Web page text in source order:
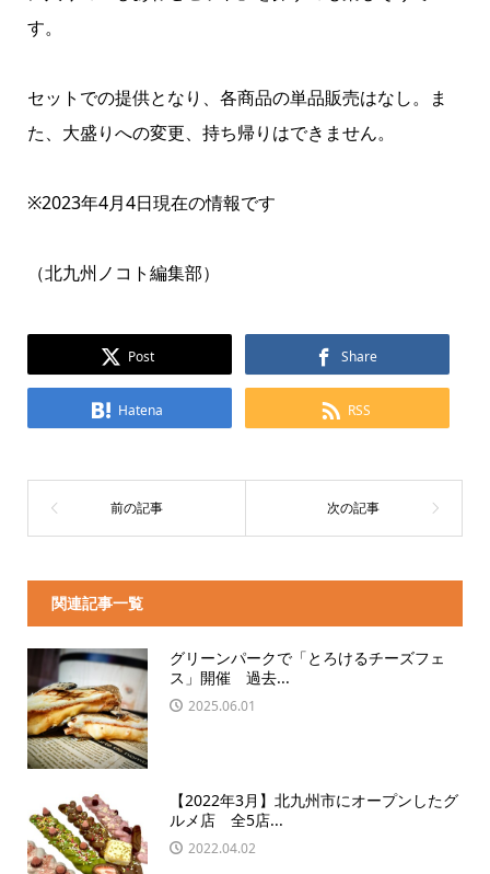
す。
セットでの提供となり、各商品の単品販売はなし。ま
た、大盛りへの変更、持ち帰りはできません。
※2023年4月4日現在の情報です
（北九州ノコト編集部）
Post Share
Hatena RSS
関連記事一覧
グリーンパークで「とろけるチーズフェ
ス」開催 過去...
2025.06.01
【2022年3月】北九州市にオープンしたグ
ルメ店 全5店...
2022.04.02